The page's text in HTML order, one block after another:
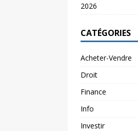
2026
CATÉGORIES
Acheter-Vendre
Droit
Finance
Info
Investir